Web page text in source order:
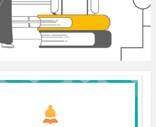
За результатами даних
удосконалення в системі
а саме:
рівня реалізації